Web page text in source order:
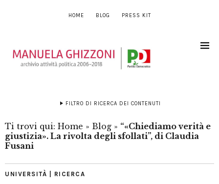
HOME BLOG PRESS KIT
FILTRO DI RICERCA DEI CONTENUTI
Ti trovi qui: Home » Blog » “«Chiediamo verità e
giustizia». La rivolta degli sfollati”, di Claudia
Fusani
UNIVERSITÀ | RICERCA